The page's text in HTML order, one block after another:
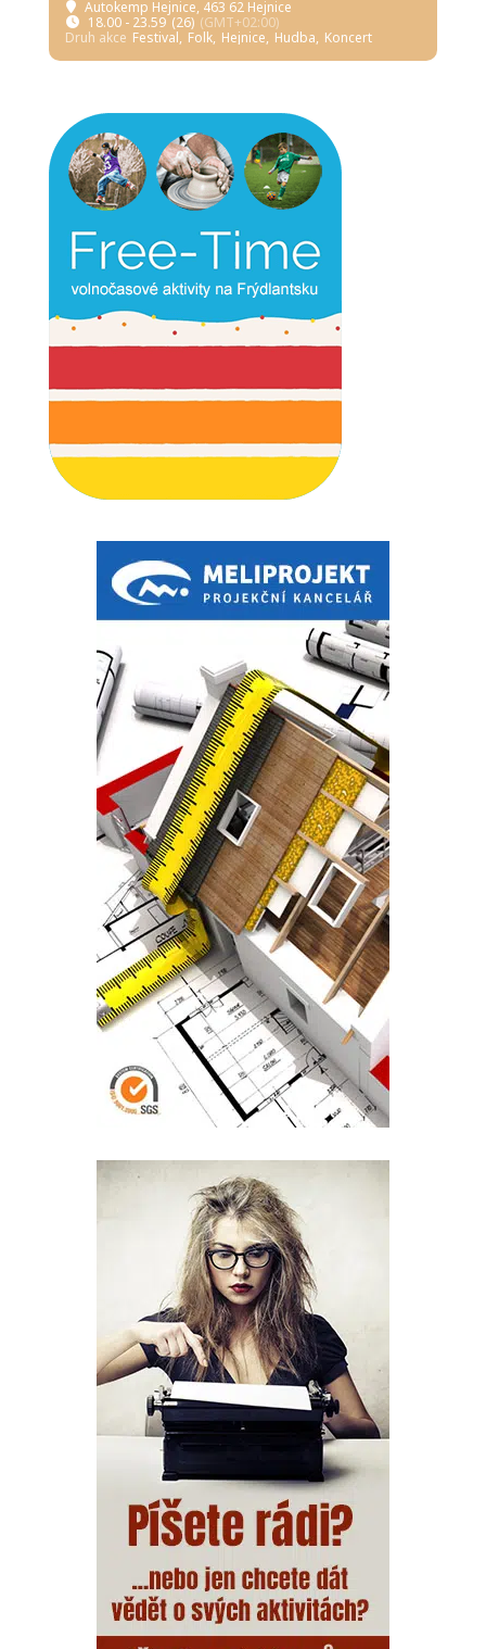
2026 SO
26
JIZERSKÁ NOTA 2026 – 45. ROČNÍK
FESTIVALU
Autokemp Hejnice, 463 62 Hejnice
18.00 - 23.59 (26) (GMT+02:00)
Druh akce Festival, Folk, Hejnice, Hudba,